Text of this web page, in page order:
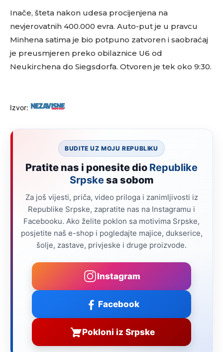
Inače, šteta nakon udesa procijenjena na
nevjerovatnih 400.000 evra. Auto-put je u pravcu
Minhena satima je bio potpuno zatvoren i saobraćaj
je preusmjeren preko obilaznice U6 od
Neukirchena do Siegsdorfa. Otvoren je tek oko 9:30.
Izvor:
BUDITE UZ MOJU REPUBLIKU
Pratite nas i ponesite dio Republike
Srpskesa sobom
Za još vijesti, priča, video priloga i zanimljivosti iz
Republike Srpske, zapratite nas na Instagramu i
Facebooku. Ako želite poklon sa motivima Srpske,
posjetite naš e-shop i pogledajte majice, dukserice,
šolje, zastave, privjeske i druge proizvode.
Instagram
Facebook
Pokloni iz Srpske